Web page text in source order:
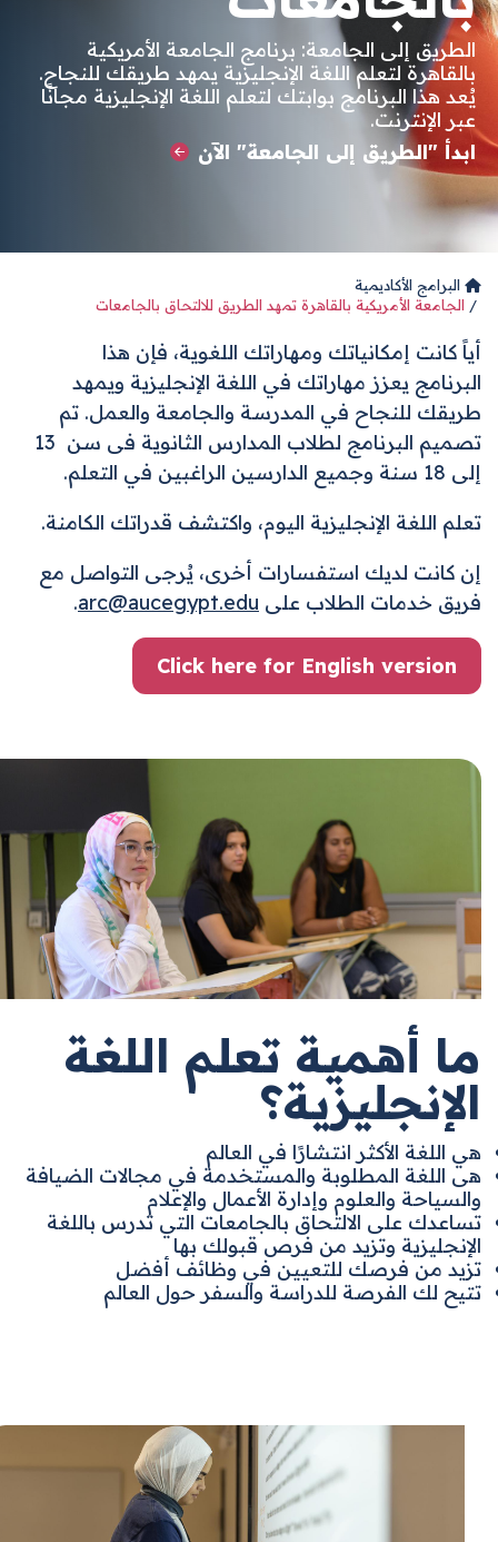
الطريق إلى الجامعة: برنامج الجامعة الأمريكية
بالقاهرة لتعلم اللغة الإنجليزية يمهد طريقك للنجاح.
يُعد هذا البرنامج بوابتك لتعلم اللغة الإنجليزية مجانًا
عبر الإنترنت.
ابدأ "الطريق إلى الجامعة" الآن
البرامج الأكاديمية
الجامعة الأمريكية بالقاهرة تمهد الطريق للالتحاق بالجامعات
أياً كانت إمكانياتك ومهاراتك اللغوية،فإن هذا
البرنامج يعزز مهاراتك في اللغة الإنجليزية ويمهد
طريقك للنجاح في المدرسة والجامعة والعمل. تم
تصميم البرنامج لطلاب المدارس الثانوية فى سن 13
إلى 18 سنة وجميع الدارسين الراغبين في التعلم.
تعلم اللغة الإنجليزية اليوم، واكتشف قدراتك الكامنة.
إن كانت لديك استفسارات أخرى، يُرجى التواصل مع
فريق خدمات الطلاب على arc@aucegypt.edu
.
Click here for English version
ما أهمية تعلم اللغة
الإنجليزية؟
هي اللغة الأكثر انتشارًا في العالم
هى اللغة المطلوبة والمستخدمة في مجالات الضيافة
والسياحة والعلوم وإدارة الأعمال والإعلام
تساعدك على الالتحاق بالجامعات التي تدرس باللغة
الإنجليزيةوتزيد من فرص قبولك بها
تزيد من فرصك للتعيين في وظائف أفضل
تتيح لك الفرصة للدراسة والسفر حول العالم